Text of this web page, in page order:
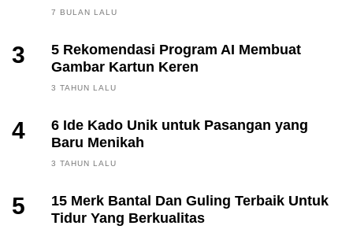
7 BULAN LALU
3
5 Rekomendasi Program AI Membuat
Gambar Kartun Keren
3 TAHUN LALU
4
6 Ide Kado Unik untuk Pasangan yang
Baru Menikah
3 TAHUN LALU
5
15 Merk Bantal Dan Guling Terbaik Untuk
Tidur Yang Berkualitas